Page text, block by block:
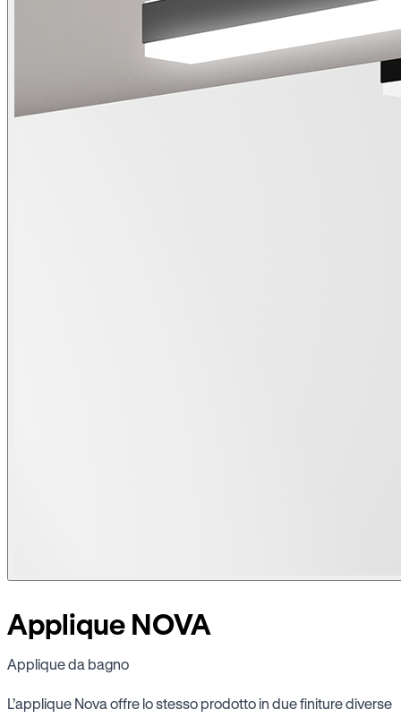
Applique NOVA
Applique da bagno
L’applique Nova offre lo stesso prodotto in due finiture diverse